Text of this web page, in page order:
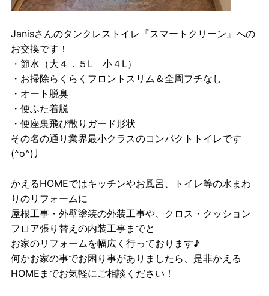
Janisさんのタンクレストイレ『スマートクリーン』への
お交換です！
・節水（大４．５L 小４L）
・お掃除らくらくフロントスリム＆全周フチなし
・オート脱臭
・便ふた着脱
・便座裏飛び散りガード形状
その名の通り業界最小クラスのコンパクトトイレです
(^o^)丿
かえるHOMEではキッチンやお風呂、トイレ等の水まわ
りのリフォームに
屋根工事・外壁塗装の外装工事や、クロス・クッション
フロア張り替えの内装工事までと
お家のリフォームを幅広く行っております♪
何かお家の事でお困り事がありましたら、是非かえる
HOMEまでお気軽にご相談ください！